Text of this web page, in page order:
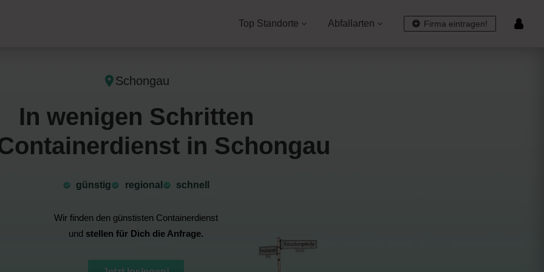
Firma eintragen!
Top Standorte Abfallarten
Schongau
In wenigen Schritten
in Schongau
günstig ⁠regional schnell
Wir finden den günstisten Containerdienst
und stellen für Dich die Anfrage.